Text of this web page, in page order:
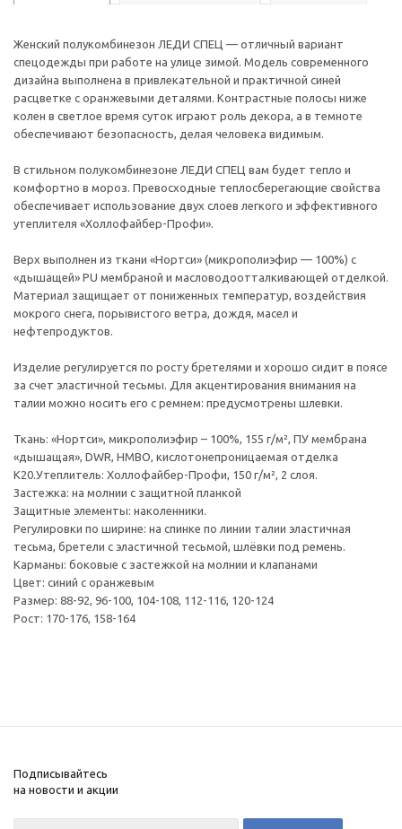
Женский полукомбинезон ЛЕДИ СПЕЦ — отличный вариант
спецодежды при работе на улице зимой. Модель современного
дизайна выполнена в привлекательной и практичной синей
расцветке с оранжевыми деталями. Контрастные полосы ниже
колен в светлое время суток играют роль декора, а в темноте
обеспечивают безопасность, делая человека видимым.
В стильном полукомбинезоне ЛЕДИ СПЕЦ вам будет тепло и
комфортно в мороз. Превосходные теплосберегающие свойства
обеспечивает использование двух слоев легкого и эффективного
утеплителя «Холлофайбер-Профи».
Верх выполнен из ткани «Нортси» (микрополиэфир — 100%) с
«дышащей» PU мембраной и масловодоотталкивающей отделкой.
Материал защищает от пониженных температур, воздействия
мокрого снега, порывистого ветра, дождя, масел и
нефтепродуктов.
Изделие регулируется по росту бретелями и хорошо сидит в поясе
за счет эластичной тесьмы. Для акцентирования внимания на
талии можно носить его с ремнем: предусмотрены шлевки.
Ткань: «Нортси», микрополиэфир – 100%, 155 г/м², ПУ мембрана
«дышащая», DWR, НМВО, кислотонепроницаемая отделка
К20.Утеплитель: Холлофайбер-Профи, 150 г/м², 2 слоя.
Застежка: на молнии с защитной планкой
Защитные элементы: наколенники.
Регулировки по ширине: на спинке по линии талии эластичная
тесьма, бретели с эластичной тесьмой, шлёвки под ремень.
Карманы: боковые с застежкой на молнии и клапанами
Цвет: синий с оранжевым
Размер: 88-92, 96-100, 104-108, 112-116, 120-124
Рост: 170-176, 158-164
Подписывайтесь
на новости и акции